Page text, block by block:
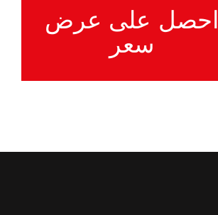
احصل على عرض
سعر